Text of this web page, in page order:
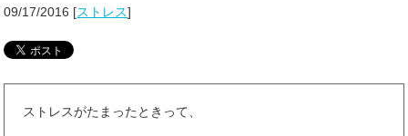
09/17/2016 [ストレス]
ストレスがたまったときって、